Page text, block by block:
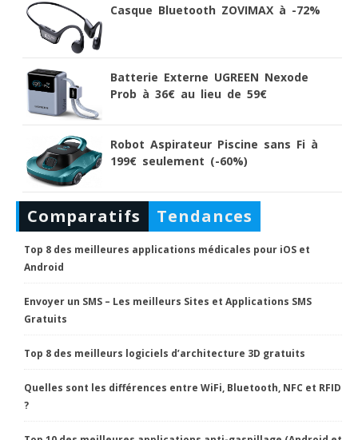
Casque Bluetooth ZOVIMAX à -72%
Batterie Externe UGREEN Nexode
Prob à 36€ au lieu de 59€
Robot Aspirateur Piscine sans Fi à
199€ seulement (-60%)
Comparatifs Tendances
Top 8 des meilleures applications médicales pour iOS et
Android
Envoyer un SMS – Les meilleurs Sites et Applications SMS
Gratuits
Top 8 des meilleurs logiciels d’architecture 3D gratuits
Quelles sont les différences entre WiFi, Bluetooth, NFC et RFID
?